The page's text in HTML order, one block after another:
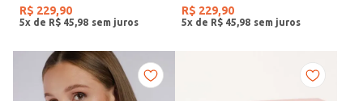
R$ 229,90
5x de R$ 45 98
R$ 229,90
5x de R$ 45 98